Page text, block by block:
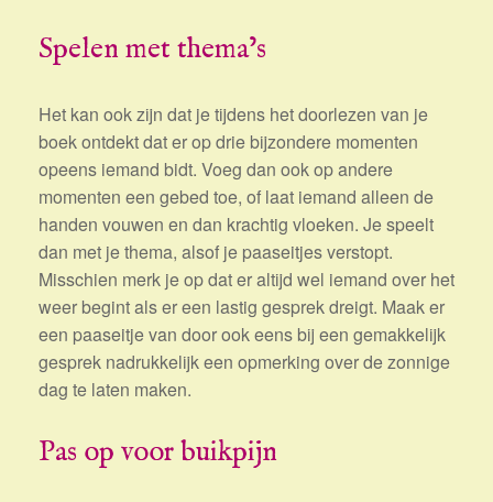
Spelen met thema’s
Het kan ook zijn dat je tijdens het doorlezen van je
boek ontdekt dat er op drie bijzondere momenten
opeens iemand bidt. Voeg dan ook op andere
momenten een gebed toe, of laat iemand alleen de
handen vouwen en dan krachtig vloeken. Je speelt
dan met je thema, alsof je paaseitjes verstopt.
Misschien merk je op dat er altijd wel iemand over het
weer begint als er een lastig gesprek dreigt. Maak er
een paaseitje van door ook eens bij een gemakkelijk
gesprek nadrukkelijk een opmerking over de zonnige
dag te laten maken.
Pas op voor buikpijn